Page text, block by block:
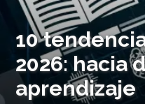
10
2026: hacia
aprendizaje